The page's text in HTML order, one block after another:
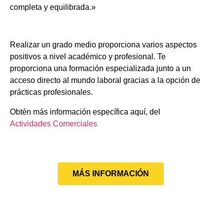
completa y equilibrada.»
Realizar un grado medio proporciona varios aspectos
positivos a nivel académico y profesional. Te
proporciona una formación especializada junto a un
acceso directo al mundo laboral gracias a la opción de
prácticas profesionales.
Obtén más información específica aquí, del
Actividades Comerciales
MÁS INFORMACIÓN